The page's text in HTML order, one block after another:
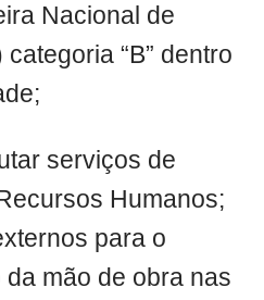
Nacional de
“B” dentro
serviços de
Humanos;
para o
mão de obra nas